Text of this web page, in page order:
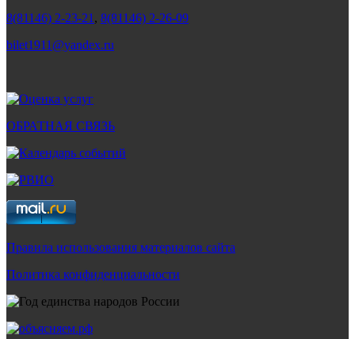
8(81146) 2-23-21 , 8(81146) 2-26-09
bilet1911@yandex.ru
ОБРАТНАЯ СВЯЗЬ
Правила использования материалов сайта
Политика конфиденциальности